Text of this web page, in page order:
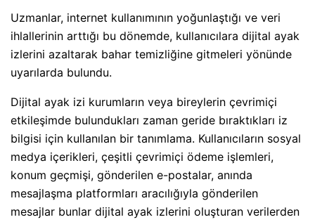
Uzmanlar, internet kullanımının yoğunlaştığı ve veri
ihlallerinin arttığı bu dönemde, kullanıcılara dijital ayak
izlerini azaltarak bahar temizliğine gitmeleri yönünde
uyarılarda bulundu.
Dijital ayak izi kurumların veya bireylerin çevrimiçi
etkileşimde bulundukları zaman geride bıraktıkları iz
bilgisi için kullanılan bir tanımlama. Kullanıcıların sosyal
medya içerikleri, çeşitli çevrimiçi ödeme işlemleri,
konum geçmişi, gönderilen e-postalar, anında
mesajlaşma platformları aracılığıyla gönderilen
mesajlar bunlar dijital ayak izlerini oluşturan verilerden